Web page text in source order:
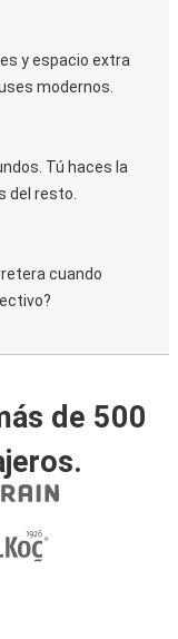
y espacio extra
modernos.
Tú haces la
del resto.
cuando
de 500